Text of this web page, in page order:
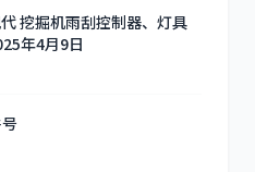
挖掘机雨刮控制器、灯具
年4月9日